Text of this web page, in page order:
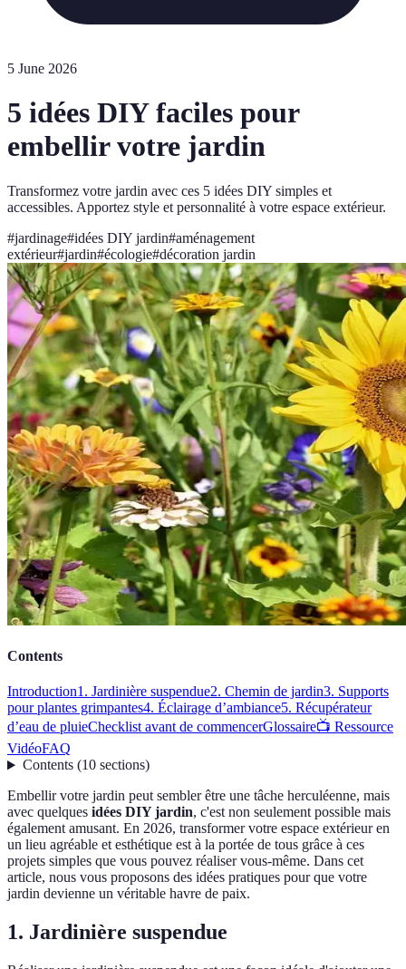
5 June 2026
5 idées DIY faciles pour
embellir votre jardin
Transformez votre jardin avec ces 5 idées DIY simples et
accessibles. Apportez style et personnalité à votre espace extérieur.
#jardinage#idées DIY jardin#aménagement
extérieur#jardin#écologie#décoration jardin
Contents
Introduction1. Jardinière suspendue2. Chemin de jardin3. Supports
pour plantes grimpantes4. Éclairage d’ambiance5. Récupérateur
d’eau de pluieChecklist avant de commencerGlossaire📺 Ressource
VidéoFAQ
Contents(10 sections)
Embellir votre jardin peut sembler être une tâche herculéenne, mais
avec quelques idées DIY jardin, c'est non seulement possible mais
également amusant. En 2026, transformer votre espace extérieur en
un lieu agréable et esthétique est à la portée de tous grâce à ces
projets simples que vous pouvez réaliser vous-même. Dans cet
article, nous vous proposons des idées pratiques pour que votre
jardin devienne un véritable havre de paix.
1. Jardinière suspendue